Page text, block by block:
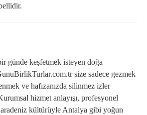
günde keşfetmek isteyen doğa
size sadece gezmek
ve hafızanızda silinmez izler
hizmet anlayışı, profesyonel
kültürüyle Antalya gibi yoğun